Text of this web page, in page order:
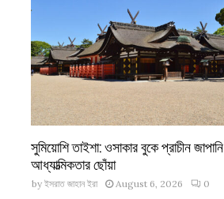
সুমিয়োশি তাইশা: ওসাকার বুকে প্রাচীন জাপানি
আধ্যাত্মিকতার ছোঁয়া
by ইসরাত জাহান ইরা August 6, 2026 0